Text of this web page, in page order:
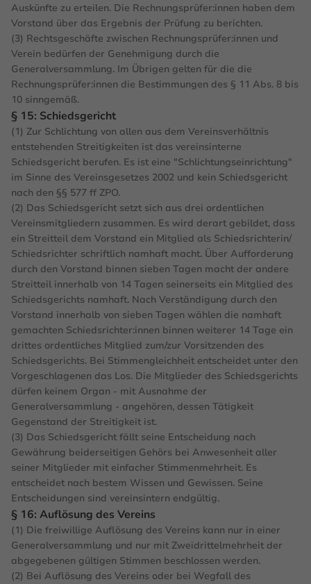
Auskünfte zu erteilen. Die Rechnungsprüfer:innen haben dem
Vorstand über das Ergebnis der Prüfung zu berichten.
(3) Rechtsgeschäfte zwischen Rechnungsprüfer:innen und
Verein bedürfen der Genehmigung durch die
Generalversammlung. Im Übrigen gelten für die die
Rechnungsprüfer:innen die Bestimmungen des § 11 Abs. 8 bis
10 sinngemäß.
§ 15: Schiedsgericht
(1) Zur Schlichtung von allen aus dem Vereinsverhältnis
entstehenden Streitigkeiten ist das vereinsinterne
Schiedsgericht berufen. Es ist eine "Schlichtungseinrichtung"
im Sinne des Vereinsgesetzes 2002 und kein Schiedsgericht
nach den §§ 577 ff ZPO.
(2) Das Schiedsgericht setzt sich aus drei ordentlichen
Vereinsmitgliedern zusammen. Es wird derart gebildet, dass
ein Streitteil dem Vorstand ein Mitglied als Schiedsrichterin/
Schiedsrichter schriftlich namhaft macht. Über Aufforderung
durch den Vorstand binnen sieben Tagen macht der andere
Streitteil innerhalb von 14 Tagen seinerseits ein Mitglied des
Schiedsgerichts namhaft. Nach Verständigung durch den
Vorstand innerhalb von sieben Tagen wählen die namhaft
gemachten Schiedsrichter:innen binnen weiterer 14 Tage ein
drittes ordentliches Mitglied zum/zur Vorsitzenden des
Schiedsgerichts. Bei Stimmengleichheit entscheidet unter den
Vorgeschlagenen das Los. Die Mitglieder des Schiedsgerichts
dürfen keinem Organ - mit Ausnahme der
Generalversammlung - angehören, dessen Tätigkeit
Gegenstand der Streitigkeit ist.
(3) Das Schiedsgericht fällt seine Entscheidung nach
Gewährung beiderseitigen Gehörs bei Anwesenheit aller
seiner Mitglieder mit einfacher Stimmenmehrheit. Es
entscheidet nach bestem Wissen und Gewissen. Seine
Entscheidungen sind vereinsintern endgültig.
§ 16: Auflösung des Vereins
(1) Die freiwillige Auflösung des Vereins kann nur in einer
Generalversammlung und nur mit Zweidrittelmehrheit der
abgegebenen gültigen Stimmen beschlossen werden.
(2) Bei Auflösung des Vereins oder bei Wegfall des